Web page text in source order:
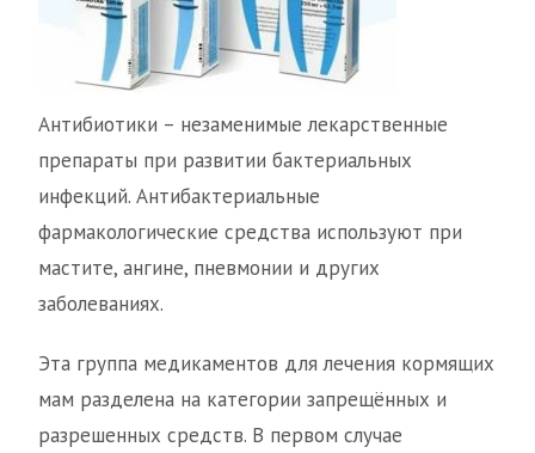
Антибиотики – незаменимые лекарственные
препараты при развитии бактериальных
инфекций. Антибактериальные
фармакологические средства используют при
мастите, ангине, пневмонии и других
заболеваниях.
Эта группа медикаментов для лечения кормящих
мам разделена на категории запрещённых и
разрешенных средств. В первом случае